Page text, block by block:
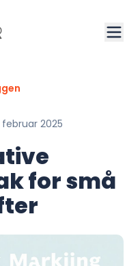
februar 2025
for små